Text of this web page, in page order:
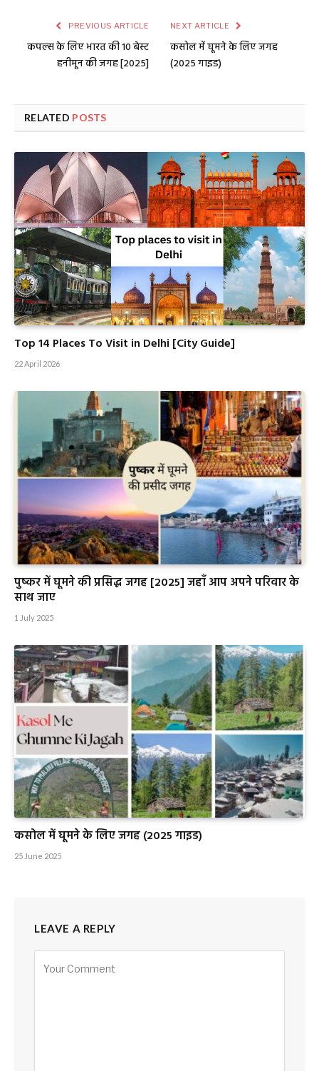
PREVIOUS ARTICLE
कपल्स के लिए भारत की 10 बेस्ट
हनीमून की जगह [2025]
NEXT ARTICLE
कसोल में घूमने के लिए जगह
(2025 गाइड)
RELATED POSTS
Top 14 Places To Visit in Delhi [City Guide]
22 April 2026
पुष्कर में घूमने की प्रसिद्ध जगह [2025] जहाँ आप अपने परिवार के
साथ जाए
1 July 2025
कसोल में घूमने के लिए जगह (2025 गाइड)
25 June 2025
LEAVE A REPLY